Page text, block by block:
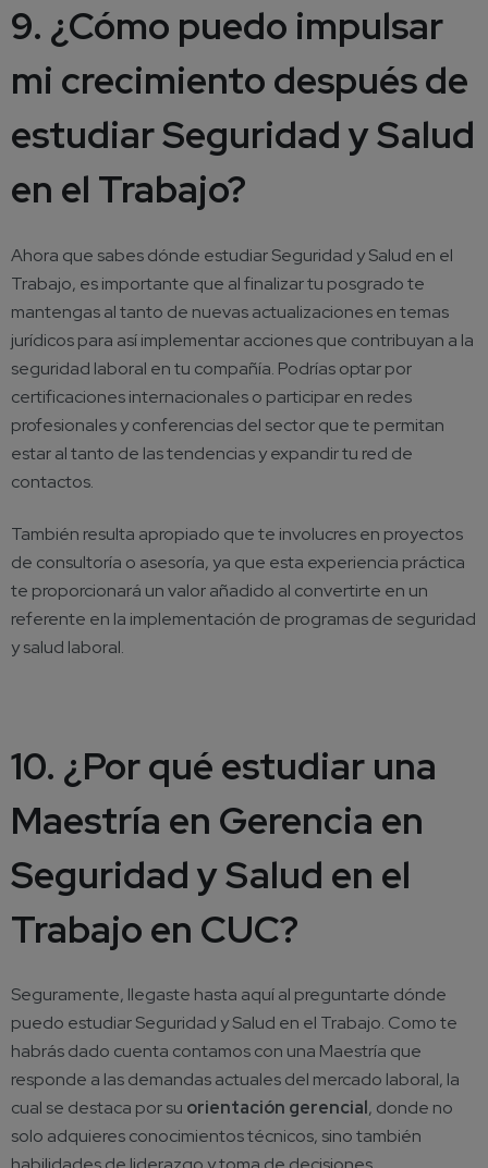
9. ¿Cómo puedo impulsar
mi crecimiento después de
estudiar Seguridad y Salud
en el Trabajo?
Ahora que sabes dónde estudiar Seguridad y Salud en el
Trabajo, es importante que al finalizar tu posgrado te
mantengas al tanto de nuevas actualizaciones en temas
jurídicos para así implementar acciones que contribuyan a la
seguridad laboral en tu compañía. Podrías optar por
certificaciones internacionales o participar en redes
profesionales y conferencias del sector que te permitan
estar al tanto de las tendencias y expandir tu red de
contactos.
También resulta apropiado que te involucres en proyectos
de consultoría o asesoría, ya que esta experiencia práctica
te proporcionará un valor añadido al convertirte en un
referente en la implementación de programas de seguridad
y salud laboral.
10. ¿Por qué estudiar una
Maestría en Gerencia en
Seguridad y Salud en el
Trabajo en CUC?
Seguramente, llegaste hasta aquí al preguntarte dónde
puedo estudiar Seguridad y Salud en el Trabajo. Como te
habrás dado cuenta contamos con una Maestría que
responde a las demandas actuales del mercado laboral, la
cual se destaca por su orientación gerencial, donde no
solo adquieres conocimientos técnicos, sino también